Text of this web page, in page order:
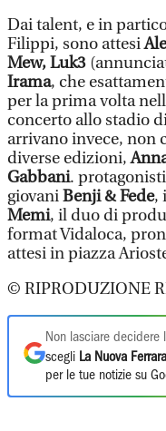
Dai talent, e in
Filippi, sono attesi
Mew, Luk3
Irama, che
per la prima volta
concerto allo stadio
arrivano invece, non
diverse edizioni,
Gabbani.
giovaniBenji & Fede,
Memi, il duo di
format Vidaloca,
attesi in piazza
© RIPRODUZIONE
Non lasciare decidere
scegli La Nuova Ferrara
per le tue notizie su